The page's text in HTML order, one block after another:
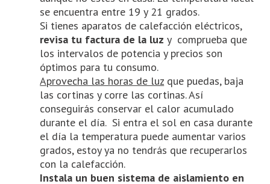
se encuentra entre 19 y 21 grados.
Si tienes aparatos de calefacción eléctricos,
revisa tu factura de la luz y comprueba que
los intervalos de potencia y precios son
óptimos para tu consumo.
Aprovecha las horas de luz que puedas, baja
las cortinas y corre las cortinas. Así
conseguirás conservar el calor acumulado
durante el día. Si entra el sol en casa durante
el día la temperatura puede aumentar varios
grados, estoy ya no tendrás que recuperarlos
con la calefacción.
Instala un buen sistema de aislamiento en